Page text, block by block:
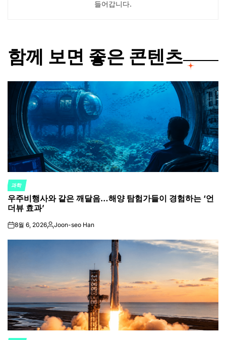
들어갑니다.
함께 보면 좋은 콘텐츠
POSTED
IN
과학
우주비행사와 같은 깨달음…해양 탐험가들이 경험하는 ‘언
더뷰 효과’
on8월 6, 2026Posted
Joon-seo Han